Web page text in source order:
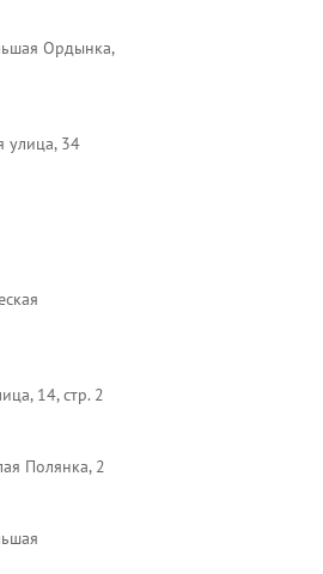
Ордынка,
улица, 34
14, стр. 2
Полянка, 2